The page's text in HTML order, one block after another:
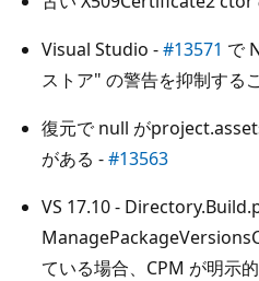
Visual Studio -#13571 で
ストア" の警告を抑制する
復元で null が
がある -#13563
VS 17.10 -
ている場合、CPM が明示